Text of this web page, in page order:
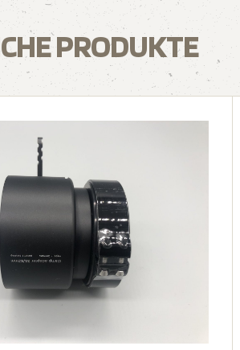
PRODUKTE